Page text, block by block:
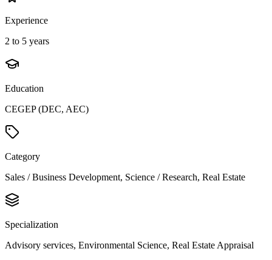
Experience
2 to 5 years
Education
CEGEP (DEC, AEC)
Category
Sales / Business Development, Science / Research, Real Estate
Specialization
Advisory services, Environmental Science, Real Estate Appraisal